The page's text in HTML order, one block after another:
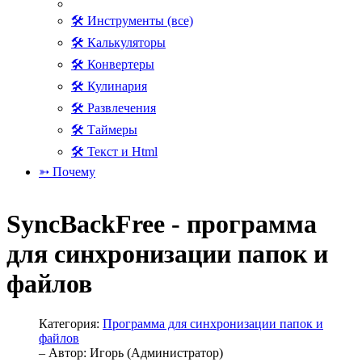
🛠 Инструменты (все)
🛠 Калькуляторы
🛠 Конвертеры
🛠 Кулинария
🛠 Развлечения
🛠 Таймеры
🛠 Текст и Html
➳ Почему
SyncBackFree - программа
для синхронизации папок и
файлов
Категория: Программа для синхронизации папок и
файлов
– Автор: Игорь (Администратор)